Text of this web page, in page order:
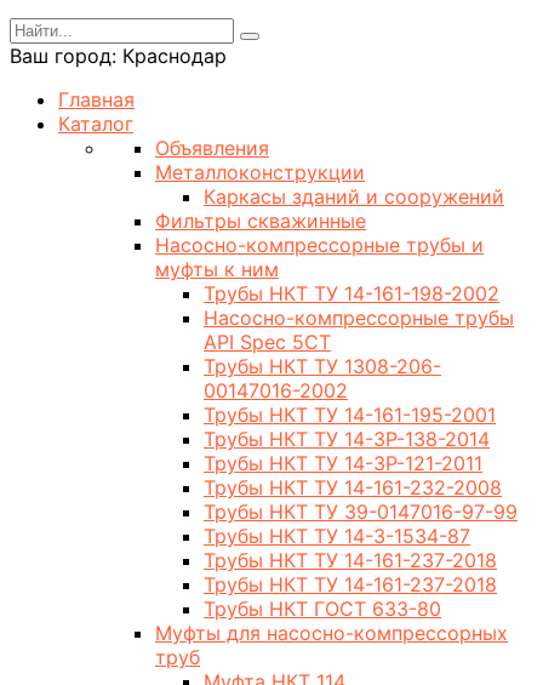
Ваш город: Краснодар
Главная
Каталог
Объявления
Металлоконструкции
Каркасы зданий и сооружений
Фильтры скважинные
Насосно-компрессорные трубы и
муфты к ним
Трубы НКТ ТУ 14-161-198-2002
Насосно-компрессорные трубы
API Spec 5CT
Трубы НКТ ТУ 1308-206-
00147016-2002
Трубы НКТ ТУ 14-161-195-2001
Трубы НКТ ТУ 14-3Р-138-2014
Трубы НКТ ТУ 14-3Р-121-2011
Трубы НКТ ТУ 14-161-232-2008
Трубы НКТ ТУ 39-0147016-97-99
Трубы НКТ ТУ 14-3-1534-87
Трубы НКТ ТУ 14-161-237-2018
Трубы НКТ ТУ 14-161-237-2018
Трубы НКТ ГОСТ 633-80
Муфты для насосно-компрессорных
труб